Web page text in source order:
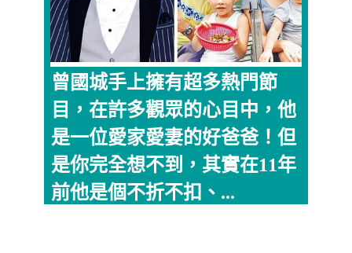
曾國城手上擁有超多熱門節
目，在許多觀眾的心目中，他
是一位愛家愛妻的好爸爸！但
是你完全想不到，其實在11年
前他是個不折不扣、...